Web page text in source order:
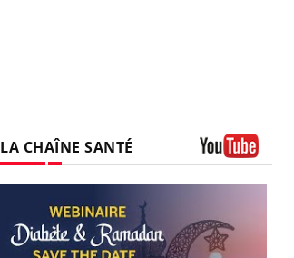
LA CHAÎNE SANTÉ